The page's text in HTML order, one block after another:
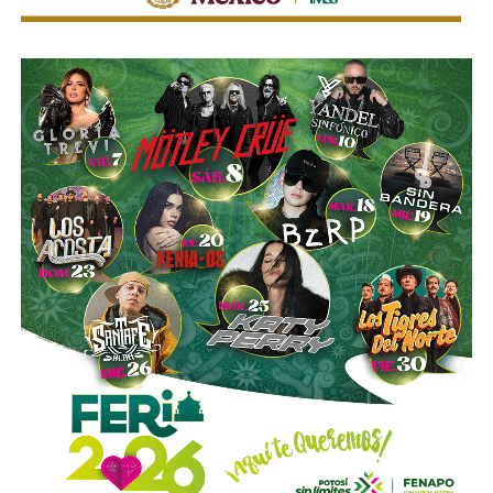
Kiev quiere “golpear al arquero”
Ante este escenario, la estrategia que Ucrania busca
impulsar consiste en modificar el campo de batalla: en
lugar de esperar a que los misiles sean lanzados para
intentar interceptarlos, pretende atacar las plataformas
móviles rusas antes de que puedan disparar.
Para ello, Kiev busca utilizar drones con conexión a
Starlink, lo que permitiría mantener comunicación y
capacidad de maniobra a grandes distancias.
La analista Oksana Kuzan resumió la estrategia como
“golpear al arquero, no a las flechas”: si Ucrania consigue
destruir las lanzaderas antes de que disparen, podría
reducir la presión sobre sus sistemas de defensa aérea y